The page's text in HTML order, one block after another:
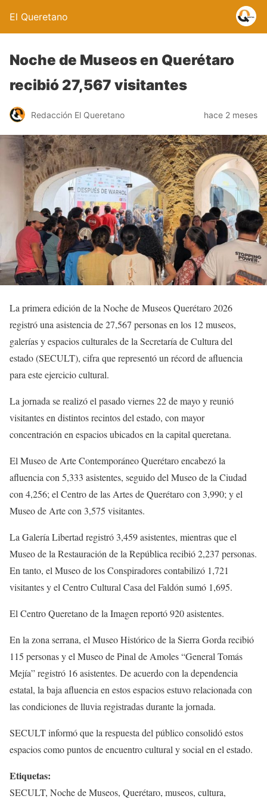
El Queretano
Noche de Museos en Querétaro
recibió 27,567 visitantes
Redacción El Queretano hace 2 meses
La primera edición de la Noche de Museos Querétaro 2026
registró una asistencia de 27,567 personas en los 12 museos,
galerías y espacios culturales de la Secretaría de Cultura del
estado (SECULT), cifra que representó un récord de afluencia
para este ejercicio cultural.
La jornada se realizó el pasado viernes 22 de mayo y reunió
visitantes en distintos recintos del estado, con mayor
concentración en espacios ubicados en la capital queretana.
El Museo de Arte Contemporáneo Querétaro encabezó la
afluencia con 5,333 asistentes, seguido del Museo de la Ciudad
con 4,256; el Centro de las Artes de Querétaro con 3,990; y el
Museo de Arte con 3,575 visitantes.
La Galería Libertad registró 3,459 asistentes, mientras que el
Museo de la Restauración de la República recibió 2,237 personas.
En tanto, el Museo de los Conspiradores contabilizó 1,721
visitantes y el Centro Cultural Casa del Faldón sumó 1,695.
El Centro Queretano de la Imagen reportó 920 asistentes.
En la zona serrana, el Museo Histórico de la Sierra Gorda recibió
115 personas y el Museo de Pinal de Amoles “General Tomás
Mejía” registró 16 asistentes. De acuerdo con la dependencia
estatal, la baja afluencia en estos espacios estuvo relacionada con
las condiciones de lluvia registradas durante la jornada.
SECULT informó que la respuesta del público consolidó estos
espacios como puntos de encuentro cultural y social en el estado.
Etiquetas:
SECULT, Noche de Museos, Querétaro, museos, cultura,